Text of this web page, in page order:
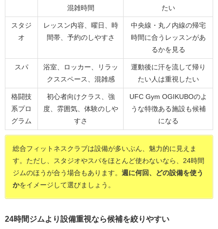
混雑時間
たい
スタジ
オ
レッスン内容、曜日、時
間帯、予約のしやすさ
中央線・丸ノ内線の帰宅
時間に合うレッスンがあ
るかを見る
スパ
浴室、ロッカー、リラッ
クススペース、混雑感
運動後に汗を流して帰り
たい人は重視したい
格闘技
系プロ
グラム
初心者向けクラス、強
度、雰囲気、体験のしや
すさ
UFC Gym OGIKUBOのよ
うな特徴ある施設も候補
になる
総合フィットネスクラブは設備が多いぶん、魅力的に見えま
す。ただし、スタジオやスパをほとんど使わないなら、24時間
ジムのほうが合う場合もあります。 週に何回、どの設備を使う
かをイメージして選びましょう。
24時間ジムより設備重視なら候補を絞りやすい